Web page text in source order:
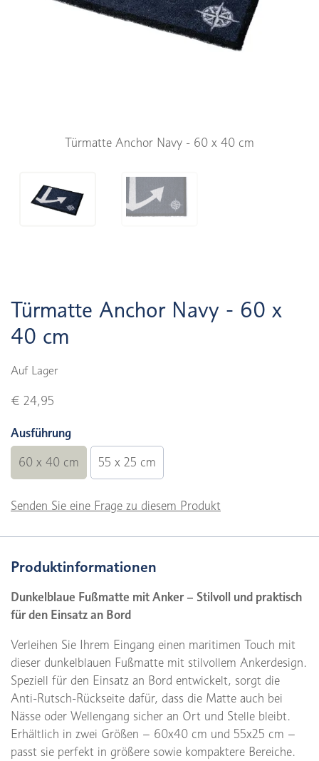
Türmatte Anchor Navy - 60 x 40 cm
Türmatte Anchor Navy - 60 x
40 cm
Auf Lager
€ 24,95
Ausführung
60 x 40 cm 55 x 25 cm
Senden Sie eine Frage zu diesem Produkt
Produktinformationen
Dunkelblaue Fußmatte mit Anker – Stilvoll und praktisch
für den Einsatz an Bord
Verleihen Sie Ihrem Eingang einen maritimen Touch mit
dieser dunkelblauen Fußmatte mit stilvollem Ankerdesign.
Speziell für den Einsatz an Bord entwickelt, sorgt die
Anti-Rutsch-Rückseite dafür, dass die Matte auch bei
Nässe oder Wellengang sicher an Ort und Stelle bleibt.
Erhältlich in zwei Größen – 60x40 cm und 55x25 cm –
passt sie perfekt in größere sowie kompaktere Bereiche.